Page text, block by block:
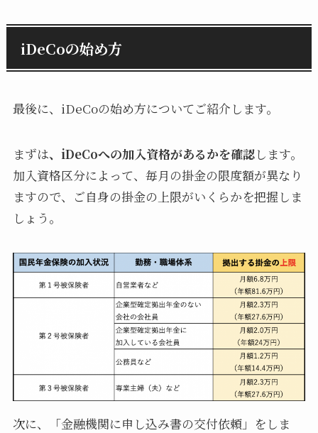
iDeCoの始め方
最後に、iDeCoの始め方についてご紹介します。
まずは、iDeCoへの加入資格があるかを確認します。
加入資格区分によって、毎月の掛金の限度額が異なり
ますので、ご自身の掛金の上限がいくらかを把握しま
しょう。
次に、「金融機関に申し込み書の交付依頼」をしま